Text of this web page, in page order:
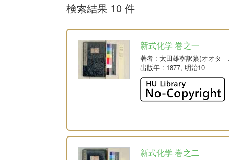
検索結果 10 件
新式化学 巻之一
著者 : 太田雄寧訳纂(オオタ
出版年 : 1877, 明治10
新式化学 巻之二